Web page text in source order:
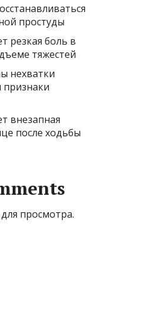
простуды
резкая боль в
тяжестей
нехватки
признаки
внезапная
после ходьбы
просмотра.